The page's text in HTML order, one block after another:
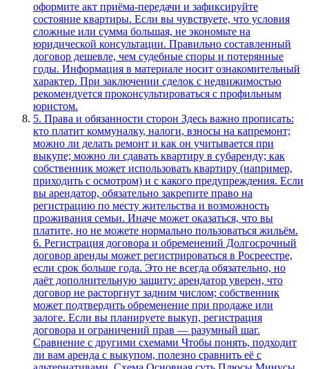
оформите акт приёма‑передачи и зафиксируйте
состояние квартиры. Если вы чувствуете, что условия
сложные или сумма большая, не экономьте на
юридической консультации. Правильно составленный
договор дешевле, чем судебные споры и потерянные
годы. Информация в материале носит ознакомительный
характер. При заключении сделок с недвижимостью
рекомендуется проконсультироваться с профильным
юристом.
5. Права и обязанности сторон Здесь важно прописать:
кто платит коммуналку, налоги, взносы на капремонт;
можно ли делать ремонт и как он учитывается при
выкупе; можно ли сдавать квартиру в субаренду; как
собственник может использовать квартиру (например,
приходить с осмотром) и с какого предупреждения. Если
вы арендатор, обязательно закрепите право на
регистрацию по месту жительства и возможность
проживания семьи. Иначе может оказаться, что вы
платите, но не можете нормально пользоваться жильём.
6. Регистрация договора и обременений Долгосрочный
договор аренды может регистрироваться в Росреестре,
если срок больше года. Это не всегда обязательно, но
даёт дополнительную защиту: арендатор уверен, что
договор не расторгнут задним числом; собственник
может подтвердить обременение при продаже или
залоге. Если вы планируете выкуп, регистрация
договора и ограничений прав — разумный шаг.
Сравнение с другими схемами Чтобы понять, подходит
ли вам аренда с выкупом, полезно сравнить её с